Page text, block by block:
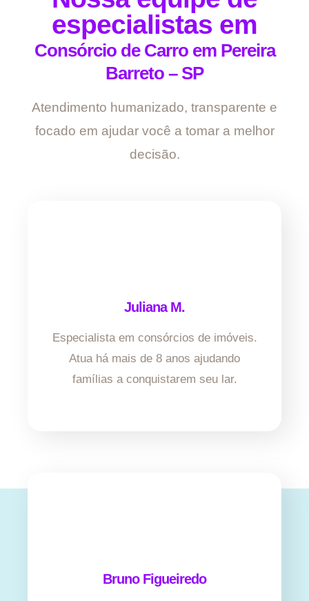
especialistas em
Consórcio de Carro em Pereira
Barreto – SP
Atendimento humanizado, transparente e
focado em ajudar você a tomar a melhor
decisão.
Juliana M.
Especialista em consórcios de imóveis.
Atua há mais de 8 anos ajudando
famílias a conquistarem seu lar.
Bruno Figueiredo